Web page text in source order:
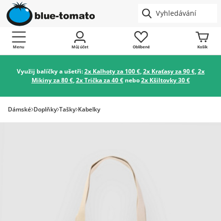
Menu Můj účet Oblíbené Košík
Využij balíčky a ušetři:2x Kalhoty za 100 €,2x Kraťasy za 90 €,2x
Mikiny za 80 €,2x Trička za 40 €nebo2x Kšiltovky 30 €
Dámské Doplňky Tašky Kabelky